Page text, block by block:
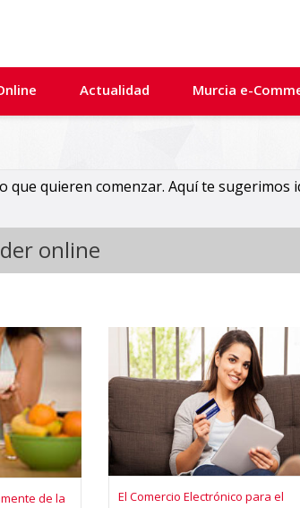
Actualidad Murcia e-
quieren comenzar. Aquí te sugerimos
online
de la
El Comercio Electrónico para el